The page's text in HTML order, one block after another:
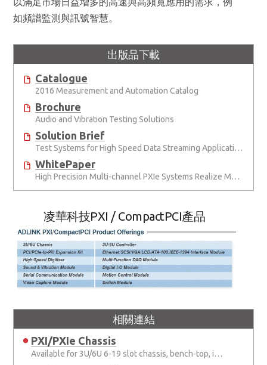
如頻譜監測與訊號智慧。
出版品下載
Catalogue
2016 Measurement and Automation Catalog
Brochure
Audio and Vibration Testing Solutions
Solution Brief
Test Systems for High Speed Data Streaming Applications
WhitePaper
High Precision Multi-channel PXIe Systems Realize More Efficient Wind Tunnel Testing
凌華科技PXI / CompactPCI產品
相關連結
PXI/PXIe Chassis
Available for 3U/6U 6-19 slot chassis, bench-top, integrated and portable chassis.